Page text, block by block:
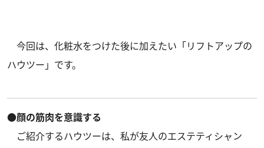
今回は、化粧水をつけた後に加えたい「リフトアップの
ハウツー」です。
●顔の筋肉を意識する
ご紹介するハウツーは、私が友人のエステティシャン